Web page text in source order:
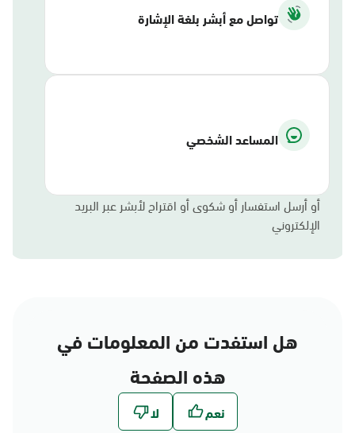
تواصل مع أبشر بلغة الإشارة
المساعد الشخصي
أو أرسل استفسار أو شكوى أو اقتراح لأبشر عبر البريد
الإلكتروني
هل استفدت من المعلومات في
هذه الصفحة